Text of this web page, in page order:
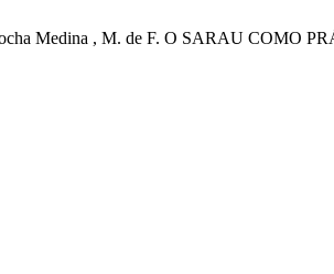
Medina , M. de F. O SARAU COMO